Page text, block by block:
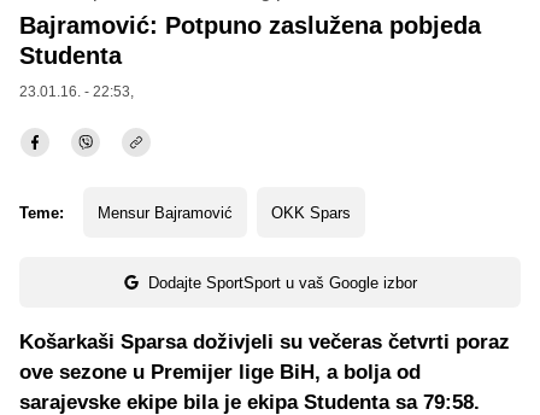
Bajramović: Potpuno zaslužena pobjeda
Studenta
23.01.16. - 22:53,
Teme: Mensur Bajramović OKK Spars
Dodajte SportSport u vaš Google izbor
Košarkaši Sparsa doživjeli su večeras četvrti poraz
ove sezone u Premijer lige BiH, a bolja od
sarajevske ekipe bila je ekipa Studenta sa 79:58.